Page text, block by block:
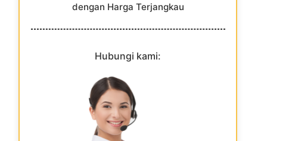
dengan Harga Terjangkau
Hubungi kami: